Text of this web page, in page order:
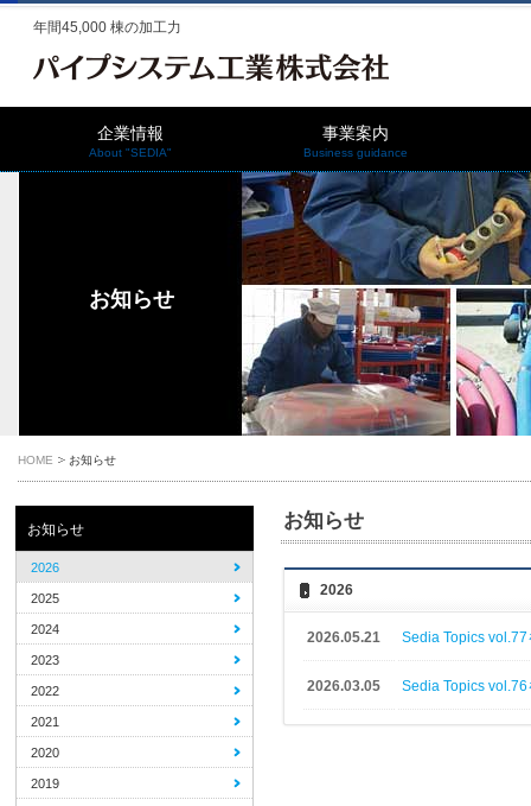
年間45,000 棟の加工力
企業情報
About "SEDIA"
事業案内
Business guidance
お知らせ
HOME お知らせ
お知らせ
2026
2026.05.21 Sedia Topics
2026.03.05 Sedia Topics
お知らせ
2026
2025
2024
2023
2022
2021
2020
2019